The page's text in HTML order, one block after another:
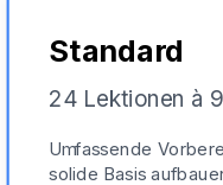
Standard
24 Lektionen à
Umfassende
solide Basis